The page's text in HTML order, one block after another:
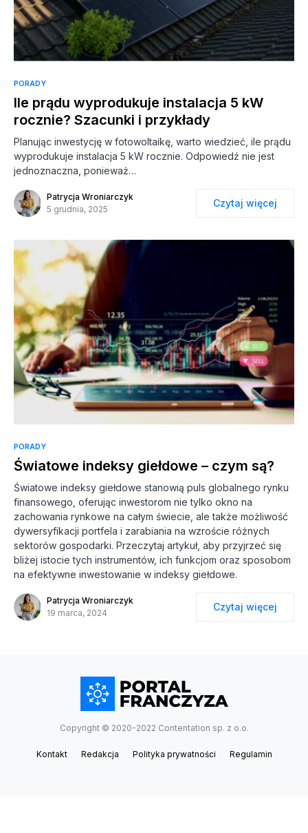
PORADY
Ile prądu wyprodukuje instalacja 5 kW
rocznie? Szacunki i przykłady
Planując inwestycję w fotowoltaikę, warto wiedzieć, ile prądu
wyprodukuje instalacja 5 kW rocznie. Odpowiedź nie jest
jednoznaczna, ponieważ…
Patrycja Wroniarczyk
5 grudnia, 2025
Czytaj więcej
PORADY
Światowe indeksy giełdowe – czym są?
Światowe indeksy giełdowe stanowią puls globalnego rynku
finansowego, oferując inwestorom nie tylko okno na
zachowania rynkowe na całym świecie, ale także możliwość
dywersyfikacji portfela i zarabiania na wzroście różnych
sektorów gospodarki. Przeczytaj artykuł, aby przyjrzeć się
bliżej istocie tych instrumentów, ich funkcjom oraz sposobom
na efektywne inwestowanie w indeksy giełdowe.
Patrycja Wroniarczyk
19 marca, 2024
Czytaj więcej
Copyright © 2020-2022 Contentation sp. z o.o.
Kontakt Redakcja Polityka prywatności Regulamin